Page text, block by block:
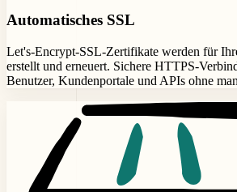
Automatisches SSL
Let's-Encrypt-SSL-Zertifikate werden für
erstellt und erneuert. Sichere HTTPS-
Benutzer, Kundenportale und APIs ohne